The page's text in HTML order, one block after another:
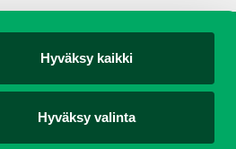
Hyväksy kaikki
Hyväksy valinta